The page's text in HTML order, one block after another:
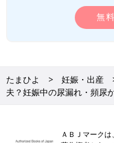
無
たまひよ 妊娠・出産
夫？妊娠中の尿漏れ・頻尿
ＡＢＪマークは